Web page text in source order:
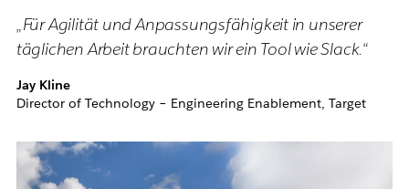
„Für Agilität und Anpassungsfähigkeit in unserer
täglichen Arbeit brauchten wir ein Tool wie Slack.“
Jay Kline
Director of Technology – Engineering Enablement, Target